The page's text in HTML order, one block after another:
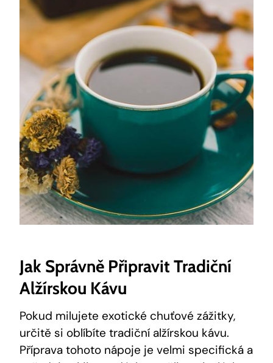
Jak Správně Připravit Tradiční
Alžírskou Kávu
Pokud milujete exotické chuťové zážitky,
určitě si oblíbíte tradiční alžírskou kávu.
Příprava tohoto nápoje je velmi specifická a